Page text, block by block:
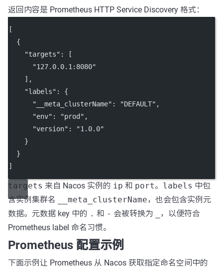
返回内容是 Prometheus HTTP Service Discovery 格式：
[
  {
"targets" : [
"127.0.0.1:8080"
    ],
"labels" : {
"__meta_clusterName" : "DEFAULT" ,
"env" : "prod" ,
"version" :
"1.0.0"
    }
  }
]
targets 来自 Nacos 实例的 ip 和 port。 labels 中包
含实例集群名
__meta_clusterName，也会包含实例元
数据。元数据 key 中的 . 和 - 会被转换为
，以便符合
Prometheus label 命名习惯。
Prometheus 配置示例
下面示例让 Prometheus 从 Nacos 获取指定命名空间中的